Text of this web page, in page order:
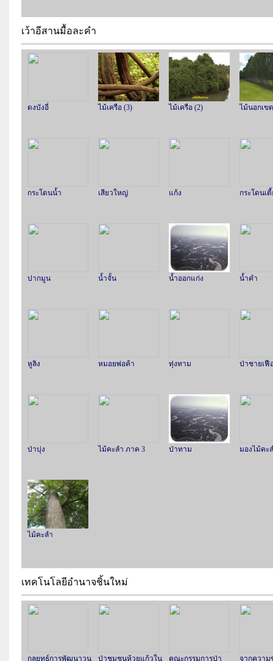
เว้าอีสานมื้อละคำ
ดงบังอี่ ไม้เครือ (3) ไม้เครือ (2) ไม้นอกเข
กระโดนน้ำ เสียวใหญ่ แก้ง กระโดนเ
ปากมูน น้ำจั้น น้ำออกแก่ง น้ำคำ
หูลิง หมอยพ่อค้า ทุ่งทาม ป่าชายเฟื
ป่าบุ่ง ไม้คะลำ ภาค 3 ป่าทาม มองไม้คะ
ไม้คะลำ
เทคโนโลยีอำนาจชิ้นใหม่
กลยุทธ์การพัฒนาวน ป่าชุมชนห้วยแก้วใน คณะกรรมการป่า จากความ